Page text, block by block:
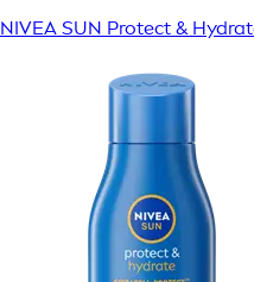
NIVEA SUN Protect &